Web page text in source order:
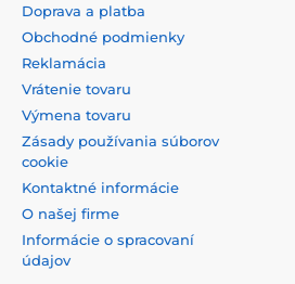
Doprava a platba
Obchodné podmienky
Reklamácia
Vrátenie tovaru
Výmena tovaru
Zásady používania súborov
cookie
Kontaktné informácie
O našej firme
Informácie o spracovaní
údajov